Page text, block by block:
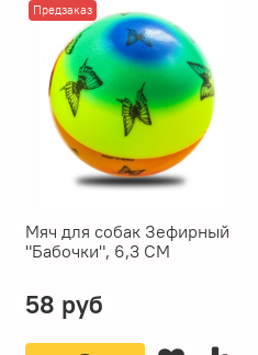
Предзаказ
Мяч для собак Зефирный
"Бабочки", 6,3 СМ
58 руб